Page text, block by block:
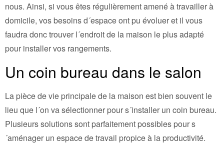
nous. Ainsi, si vous êtes régulièrement amené à travailler à
domicile, vos besoins d´espace ont pu évoluer et il vous
faudra donc trouver l´endroit de la maison le plus adapté
pour installer vos rangements.
Un coin bureau dans le salon
La pièce de vie principale de la maison est bien souvent le
lieu que l´on va sélectionner pour s´installer un coin bureau.
Plusieurs solutions sont parfaitement possibles pour s
´aménager un espace de travail propice à la productivité.